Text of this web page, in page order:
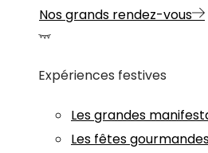
Nos grands rendez-vous
Expériences festives
Les grandes
Les fêtes